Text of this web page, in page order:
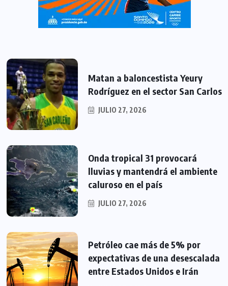
Matan a baloncestista Yeury
Rodríguez en el sector San Carlos
JULIO 27, 2026
Onda tropical 31 provocará
lluvias y mantendrá el ambiente
caluroso en el país
JULIO 27, 2026
Petróleo cae más de 5% por
expectativas de una desescalada
entre Estados Unidos e Irán